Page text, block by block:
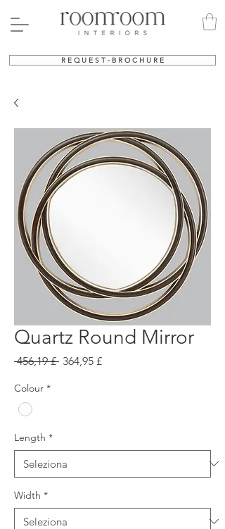
R E Q U E S T - B R O C H U R E
Quartz Round Mirror
456,19 £ Prezzo
364,95 £Prezzo
Colour *
Length *
Width *